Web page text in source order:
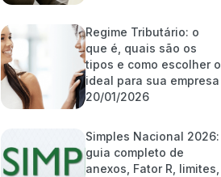
Regime Tributário: o
que é, quais são os
tipos e como escolher o
ideal para sua empresa
20/01/2026
Simples Nacional 2026:
guia completo de
anexos, Fator R, limites,